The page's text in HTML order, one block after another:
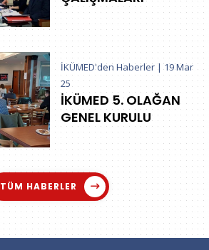
İKÜMED'den Haberler |19 Mar
25
İKÜMED 5. OLAĞAN
GENEL KURULU
TÜM HABERLER